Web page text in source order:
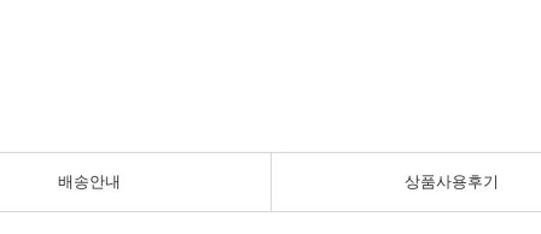
배송안내 상품사용후기